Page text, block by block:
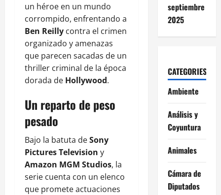
un héroe en un mundo
corrompido, enfrentando a
Ben Reilly contra el crimen
organizado y amenazas
que parecen sacadas de un
thriller criminal de la época
dorada de Hollywood.
Un reparto de peso
pesado
Bajo la batuta deSony
Pictures Television y
Amazon MGM Studios, la
serie cuenta con un elenco
que promete actuaciones
septiembre
2025
CATEGORIES
Ambiente
Análisis y
Coyuntura
Animales
Cámara de
Diputados